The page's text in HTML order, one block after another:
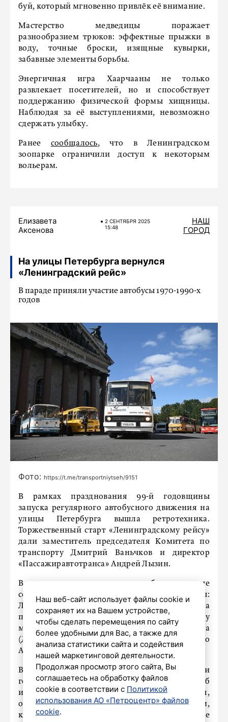
буй, который мгновенно привлёк её внимание.
Мастерство медведицы поражает
разнообразием трюков: эффектные прыжки в
воду, точные броски, изящные кувырки,
забавные элементы борьбы.
Энергичная игра Хаарчааны не только
развлекает посетителей, но и способствует
поддержанию физической формы хищницы.
Наблюдая за её выступлениями, невозможно
сдержать улыбку.
Ранее сообщалось, что в Ленинградском
зоопарке ограничили доступ к некоторым
вольерам.
Елизавета
Аксенова
2 СЕНТЯБРЯ 2025
15:48
НАШ
ГОРОД
На улицы Петербурга вернулся
«Ленинградский рейс»
В параде приняли участие автобусы 1970-1990-х
годов
Фото: https://t.me/transportniytseh/9151
В рамках празднования 99-й годовщины
запуска регулярного автобусного движения на
улицы Петербурга вышла ретротехника.
Торжественный старт «Ленинградскому рейсу»
дали заместитель председателя Комитета по
транспорту Дмитрий Ваньчков и директор
«Пассажиравтотранса» Андрей Лызин.
В параде приняли участие автобусы, которые
составляли основу парка в 1970-1990-е годы:
ЛиАЗ-677М, ЛАЗ-695Н, «Икарус-280». Колонна
проехала по первому ленинградскому
маршруту от Витебского вокзала
(Детскосельский), через Гороховую улицу до
Александровского сада.
В параде приняли участие более 150 жителей и
гостей города. В ходе поездки им рассказали об
истории запуска автобусного сообщения,
особенностях представленной техники и о том,
как оплачивали проезд в 1960-1980-х годах. Все
Наш веб-сайт использует файлы cookie и
сохраняет их на Вашем устройстве,
чтобы сделать перемещения по сайту
более удобными для Вас, а также для
анализа статистики сайта и содействия
нашей маркетинговой деятельности.
Продолжая просмотр этого сайта, Вы
соглашаетесь на обработку файлов
cookie в соответствии с Политикой
использования АО «Петроцентр» файлов
cookie.